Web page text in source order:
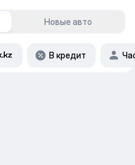
Новые авто
В кредит